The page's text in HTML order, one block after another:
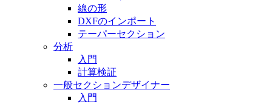
線の形
DXFのインポート
テーパーセクション
分析
入門
計算検証
一般セクションデザイナー
入門